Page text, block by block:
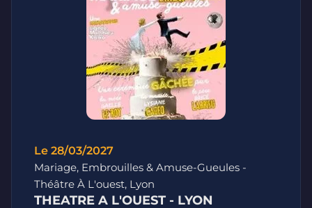
Le 28/03/2027
Mariage, Embrouilles & Amuse-Gueules -
Théâtre À L'ouest, Lyon
THEATRE A L'OUEST - LYON